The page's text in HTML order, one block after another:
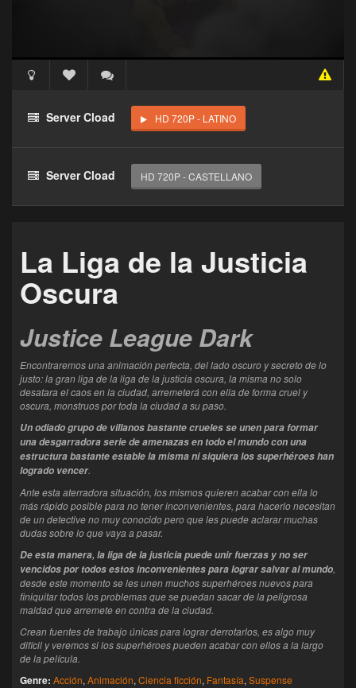
Haz clic 3 veces en el botón para desbloquear este
reproductor
Clic 1 - Abrir primer enlace
Server Cload HD 720P - LATINO
Server Cload HD 720P - CASTELLANO
La Liga de la Justicia
Oscura
Justice League Dark
Encontraremos una animación perfecta, del lado oscuro y secreto de lo
justo: la gran liga de la liga de la justicia oscura, la misma no solo
desatara el caos en la ciudad, arremeterá con ella de forma cruel y
oscura, monstruos por toda la ciudad a su paso.
Un odiado grupo de villanos bastante crueles se unen para formar
una desgarradora serie de amenazas en todo el mundo con una
estructura bastante estable la misma ni siquiera los superhéroes han
logrado vencer.
Ante esta aterradora situación, los mismos quieren acabar con ella lo
más rápido posible para no tener inconvenientes, para hacerlo necesitan
de un detective no muy conocido pero que les puede aclarar muchas
dudas sobre lo que vaya a pasar.
De esta manera, la liga de la justicia puede unir fuerzas y no ser
vencidos por todos estos inconvenientes para lograr salvar al mundo,
desde este momento se les unen muchos superhéroes nuevos para
finiquitar todos los problemas que se puedan sacar de la peligrosa
maldad que arremete en contra de la ciudad.
Crean fuentes de trabajo únicas para lograr derrotarlos, es algo muy
difícil y veremos si los superhéroes pueden acabar con ellos a la largo
de la película.
Genre: Acción, Animación, Ciencia ficción, Fantasía, Suspense